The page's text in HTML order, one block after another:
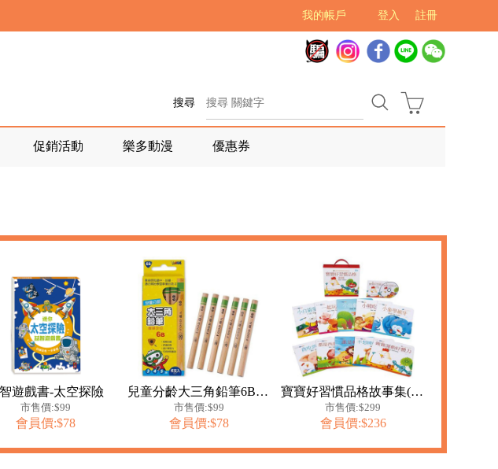
註冊
登入
我的帳戶
搜尋
促銷活動 樂多動漫 優惠券
遊戲書-太空探險
市售價:$99
會員價:$78
兒童分齡大三角鉛筆6B-FOOD超人
市售價:$99
會員價:$78
寶寶好習慣品格故事集(套)(10書1CD)
市售價:$299
會員價:$236